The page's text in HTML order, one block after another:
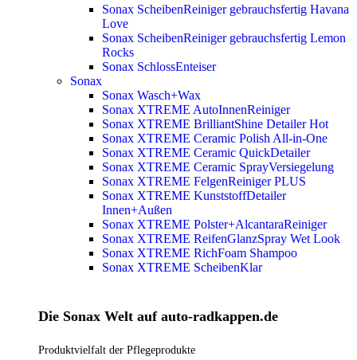
Sonax ScheibenReiniger gebrauchsfertig Havana
Love
Sonax ScheibenReiniger gebrauchsfertig Lemon
Rocks
Sonax SchlossEnteiser
Sonax
Sonax Wasch+Wax
Sonax XTREME AutoInnenReiniger
Sonax XTREME BrilliantShine DetailerHot
Sonax XTREME Ceramic Polish All-in-One
Sonax XTREME Ceramic QuickDetailer
Sonax XTREME Ceramic SprayVersiegelung
Sonax XTREME FelgenReiniger PLUS
Sonax XTREME KunststoffDetailer
Innen+Außen
Sonax XTREME Polster+AlcantaraReiniger
Sonax XTREME ReifenGlanzSpray Wet Look
Sonax XTREME RichFoam Shampoo
Sonax XTREME ScheibenKlar
Die Sonax Welt auf auto-radkappen.de
Produktvielfalt der Pflegeprodukte